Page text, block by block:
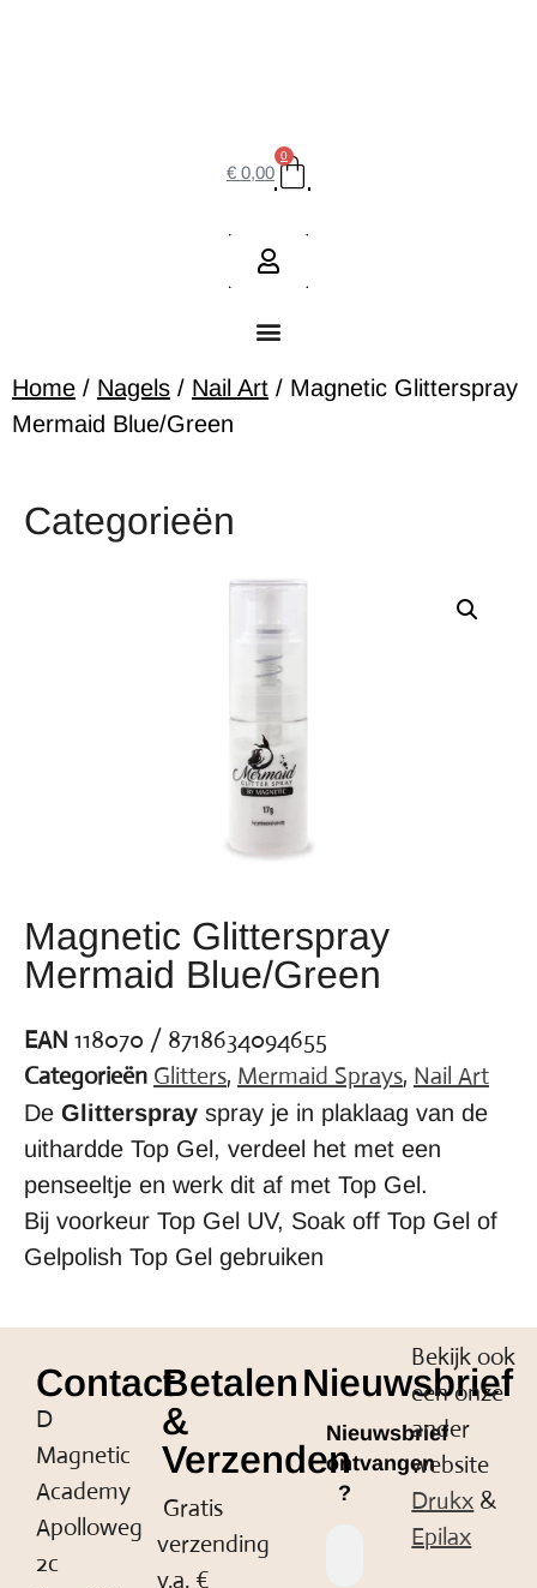
€ 0,00
0
Home / Nagels / Nail Art / Magnetic Glitterspray
Mermaid Blue/Green
Categorieën
Magnetic Glitterspray
Mermaid Blue/Green
EAN 118070 / 8718634094655
Categorieën Glitters, Mermaid Sprays, Nail Art
De Glitterspray spray je in plaklaag van de
uithardde Top Gel, verdeel het met een
penseeltje en werk dit af met Top Gel.
Bij voorkeur Top Gel UV, Soak off Top Gel of
Gelpolish Top Gel gebruiken
Contact
D
Magnetic
Academy
Apolloweg
2c
Betalen
&
Verzenden
Gratis
verzending
v.a. €
Nieuwsbrief
Nieuwsbrief
ontvangen
?
Bekijk ook
een onze
ander
website
Drukx &
Epilax